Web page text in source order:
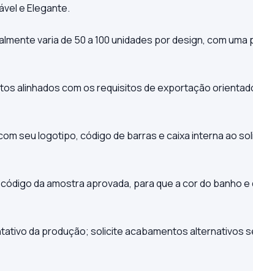
e Elegante.
varia de 50 a 100 unidades por design, com
alinhados com os requisitos de exportação
seu logotipo, código de barras e caixa interna ao
da amostra aprovada, para que a cor do banho
da produção; solicite acabamentos alternativos